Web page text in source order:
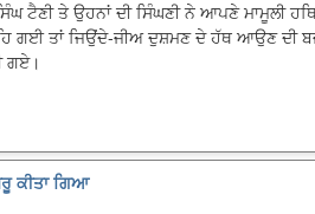
ਟੈਣੀ ਤੇ ਉਹਨਾਂ ਦੀ ਸਿੰਘਣੀ ਨੇ ਆਪਣੇ ਮਾਮੂਲੀ
ਗਈ ਤਾਂ ਜਿਉਂਦੇ-ਜੀਅ ਦੁਸ਼ਮਣ ਦੇ ਹੱਥ ਆਉਣ ਦੀ
ਗਏ।
ਕੀਤਾ ਗਿਆ